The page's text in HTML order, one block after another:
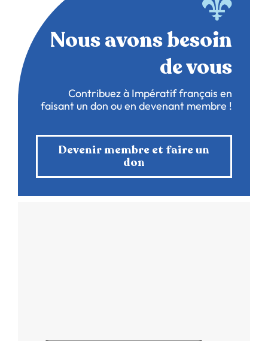
Nous avons besoin
de vous
Contribuez à Impératif français en
faisant un don ou en devenant membre !
Devenir membre et faire un
don